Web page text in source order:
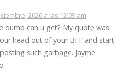
2020 a las 12:09 am
dumb can u get? My quote was
head out of your BFF and start
such garbage. Jayme